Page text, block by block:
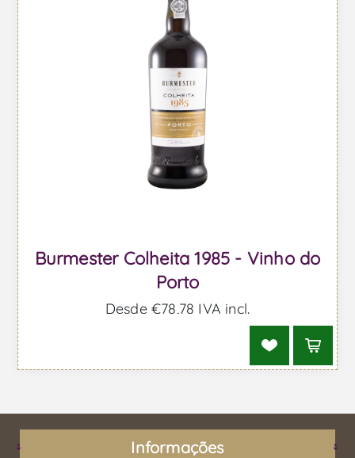
Burmester Colheita 1985 - Vinho do
Porto
Desde €78,78 IVA incl.
Informações